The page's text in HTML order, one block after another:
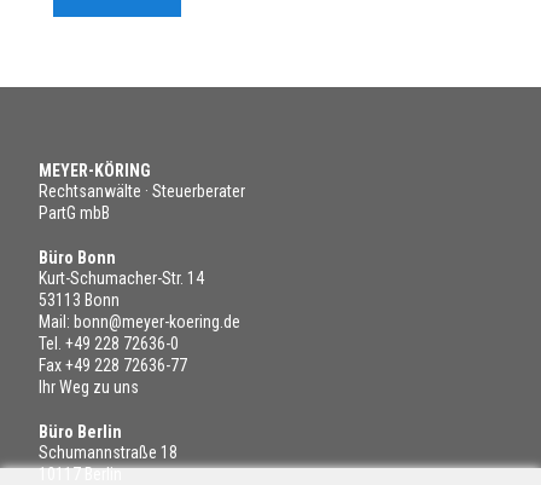
MEYER-KÖRING
Rechtsanwälte · Steuerberater
PartG mbB
Büro Bonn
Kurt-Schumacher-Str. 14
53113 Bonn
Mail: bonn@meyer-koering.de
Tel. +49 228 72636-0
Fax +49 228 72636-77
Ihr Weg zu uns
Büro Berlin
Schumannstraße 18
10117 Berlin